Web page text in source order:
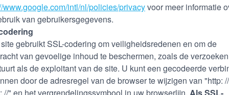
www.google.com/intl/nl/policies/privacyvoor meer informatie
van gebruikersgegevens.
gebruikt SSL-codering om veiligheidsredenen en om de
van gevoelige inhoud te beschermen, zoals de
als de exploitant van de site. U kunt een gecodeerde
door de adresregel van de browser te wijzigen van "http: